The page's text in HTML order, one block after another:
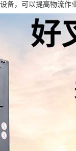
备，可以提高物流作